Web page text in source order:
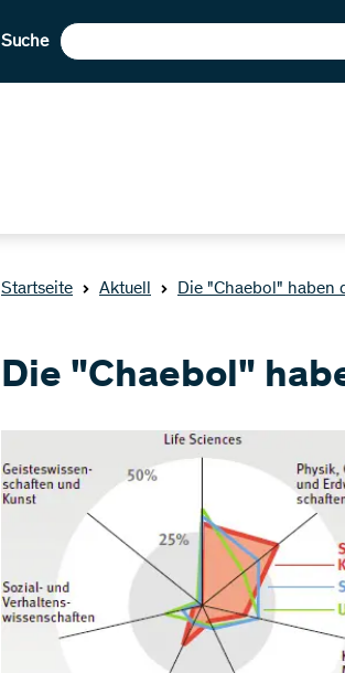
Suche
Startseite Aktuell Die "Chaebol" haben
Die "Chaebol"